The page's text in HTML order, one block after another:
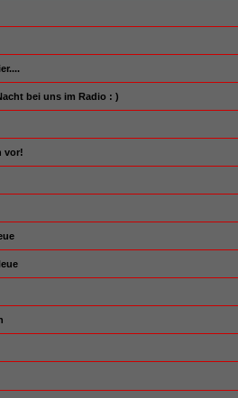
bei uns im Radio : )
vor!